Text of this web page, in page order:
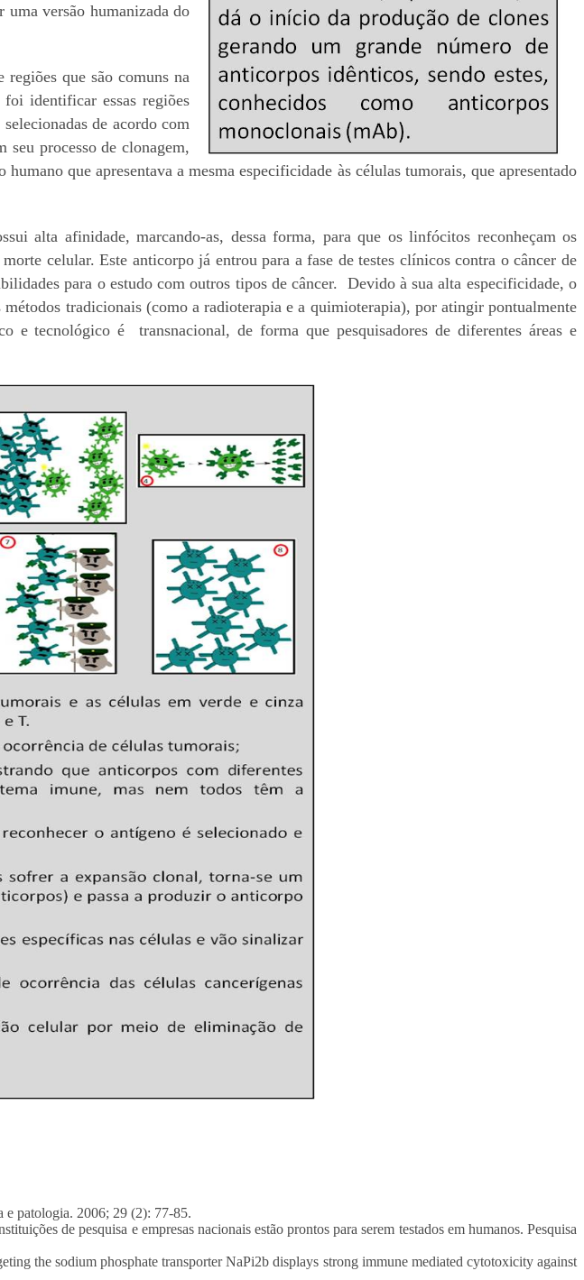
uma versão humanizada do
que são comuns na
identificar essas regiões
de acordo com
seu processo de clonagem,
que apresentava a mesma especificidade às células tumorais, que apresentado
alta afinidade, marcando-as, dessa forma, para que os linfócitos reconheçam os
celular. Este anticorpo já entrou para a fase de testes clínicos contra o câncer de
para o estudo com outros tipos de câncer. Devido à sua alta especificidade, o
tradicionais (como a radioterapia e a quimioterapia), por atingir pontualmente
e tecnológico é transnacional, de forma que pesquisadores de diferentes áreas e
e patologia. 2006; 29 (2): 77-85.
de pesquisa e empresas nacionais estão prontos para serem testados em humanos. Pesquisa
the sodium phosphate transporter NaPi2b displays strong immune mediated cytotoxicity against